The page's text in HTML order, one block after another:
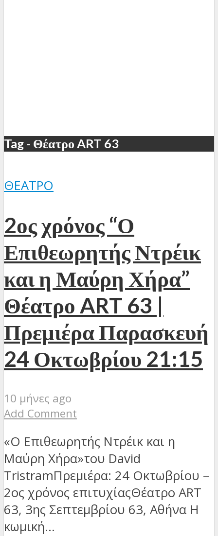
Tag - Θέατρο ART 63
ΘΈΑΤΡΟ
2ος χρόνος “Ο
Επιθεωρητής Ντρέικ
και η Μαύρη Χήρα”
Θέατρο ART 63 |
Πρεμιέρα Παρασκευή
24 Οκτωβρίου 21:15
10 μήνες ago
Add Comment
«Ο Επιθεωρητής Ντρέικ και η
Μαύρη Χήρα»του David
TristramΠρεμιέρα: 24 Οκτωβρίου –
2ος χρόνος επιτυχίαςΘέατρο ART
63, 3ης Σεπτεμβρίου 63, Αθήνα Η
κωμική...